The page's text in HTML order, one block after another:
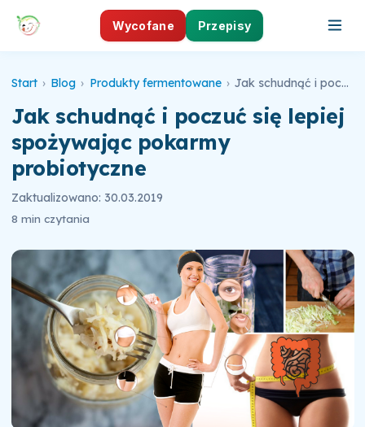
Wycofane Przepisy
Start › Blog › Produkty fermentowane › Jak schudnąć i poczuć się lepiej spożywając pokarmy probiotyczne
Jak schudnąć i poczuć się lepiej
spożywając pokarmy
probiotyczne
Zaktualizowano: 30.03.2019
8 min czytania